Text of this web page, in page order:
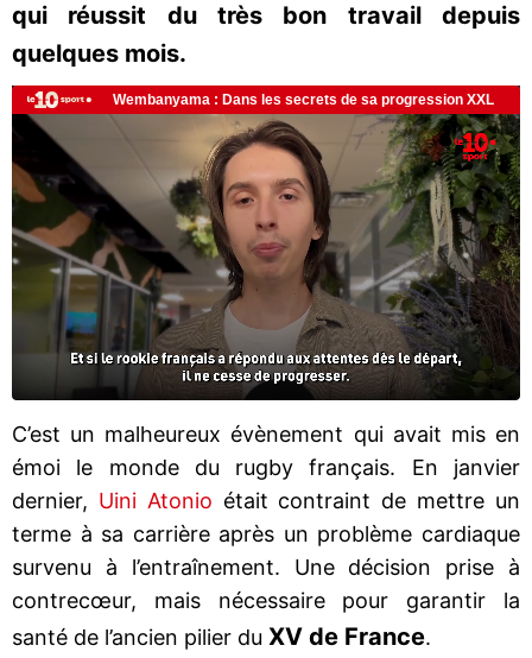
qui réussit du très bon travail depuis
quelques mois.
C’est un malheureux évènement qui avait mis en
émoi le monde du rugby français. En janvier
dernier, Uini Atonio était contraint de mettre un
terme à sa carrière après un problème cardiaque
survenu à l’entraînement. Une décision prise à
contrecœur, mais nécessaire pour garantir la
santé de l’ancien pilier du XV de France.